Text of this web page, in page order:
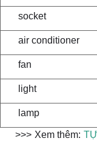
socket
air conditioner
fan
light
lamp
>>> Xem thêm: